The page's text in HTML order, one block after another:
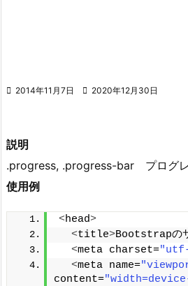
 2014年11月7日  2020年12月30日
説明
.progress, .progress-bar プログ
使用例
<head>
<title>Bootstrapの
<meta charset=
<meta name=
content=